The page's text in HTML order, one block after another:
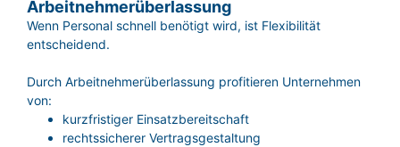
Arbeitnehmerüberlassung
Wenn Personal schnell benötigt wird, ist Flexibilität
entscheidend.
Durch Arbeitnehmerüberlassung profitieren Unternehmen
von:
kurzfristiger Einsatzbereitschaft
rechtssicherer Vertragsgestaltung